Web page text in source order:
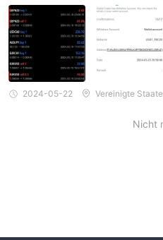
2024-05-22 Vereinigte
Nicht